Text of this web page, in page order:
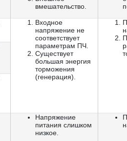
вмешательство.
Входное
напряжение не
соответствует
параметрам ПЧ.
Существует
большая энергия
торможения
(генерация).
Напряжение
питания слишком
низкое.